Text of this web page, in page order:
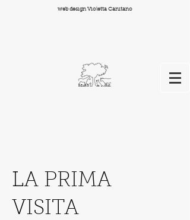
web design Violetta Canitano
LA PRIMA
VISITA